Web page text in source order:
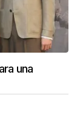
una